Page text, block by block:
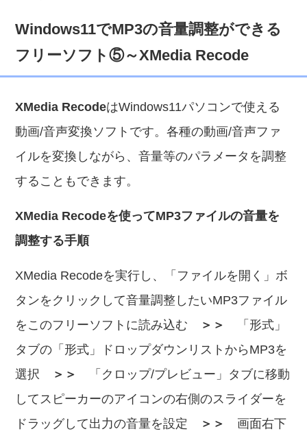
Windows11でMP3の音量調整ができる
フリーソフト⑤～XMedia Recode
XMedia RecodeはWindows11パソコンで使える
動画/音声変換ソフトです。各種の動画/音声ファ
イルを変換しながら、音量等のパラメータを調整
することもできます。
XMedia Recodeを使ってMP3ファイルの音量を
調整する手順
XMedia Recodeを実行し、「ファイルを開く」ボ
タンをクリックして音量調整したいMP3ファイル
をこのフリーソフトに読み込む
＞＞
「形式」
タブの「形式」ドロップダウンリストからMP3を
選択
＞＞
「クロップ/プレビュー」タブに移動
してスピーカーのアイコンの右側のスライダーを
ドラッグして出力の音量を設定
＞＞ 画面右下